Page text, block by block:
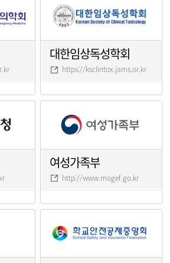
대한임상독성학회
https://ksclintox.jams.or.kr
여성가족부
http://www.mogef.go.kr